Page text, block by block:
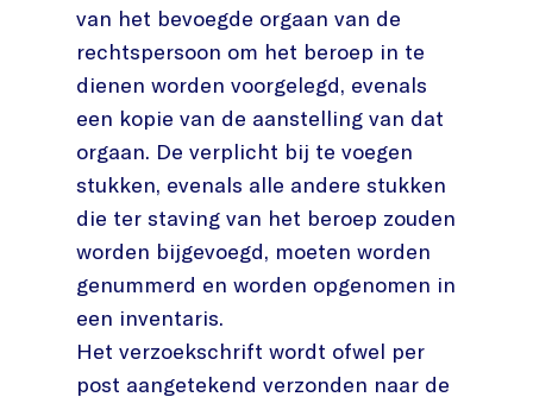
van het bevoegde orgaan van de
rechtspersoon om het beroep in te
dienen worden voorgelegd, evenals
een kopie van de aanstelling van dat
orgaan. De verplicht bij te voegen
stukken, evenals alle andere stukken
die ter staving van het beroep zouden
worden bijgevoegd, moeten worden
genummerd en worden opgenomen in
een inventaris.
Het verzoekschrift wordt ofwel per
post aangetekend verzonden naar de